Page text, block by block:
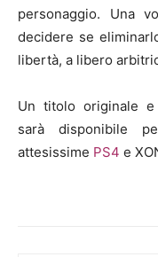
personaggio. Una
decidere se
libertà, a libero
Un titolo originale e
sarà disponibile
attesissime PS4 e